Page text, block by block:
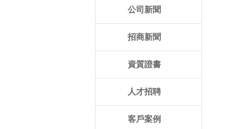
公司新聞
招商新聞
資質證書
人才招聘
客戶案例